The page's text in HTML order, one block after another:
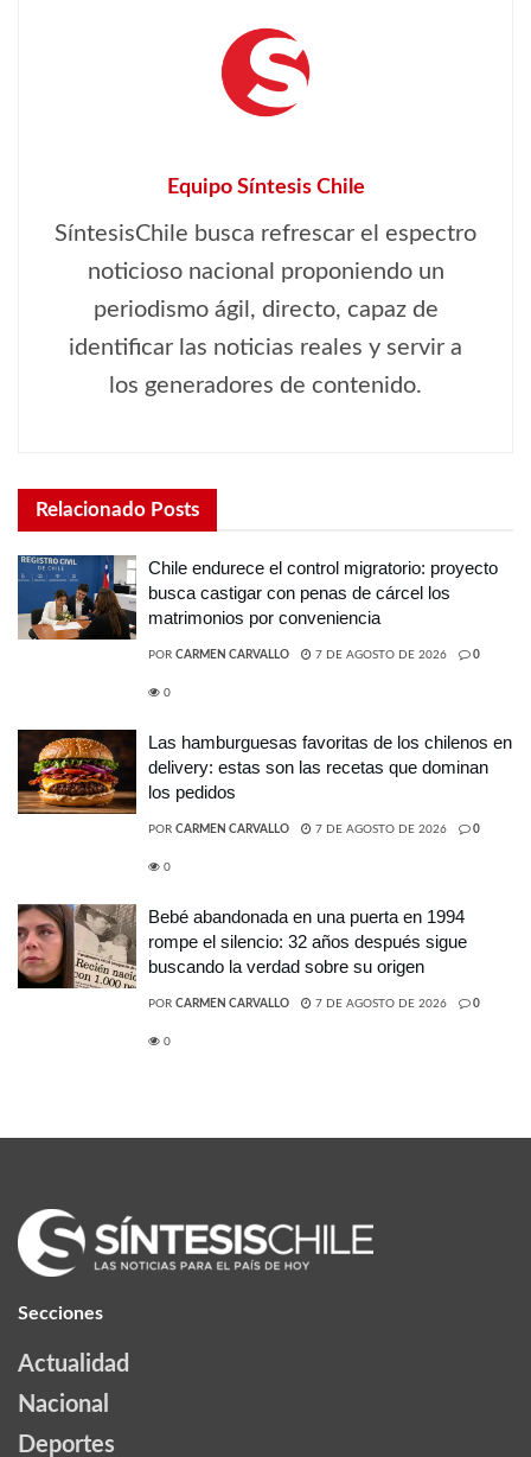
Equipo Síntesis Chile
SíntesisChile busca refrescar el espectro
noticioso nacional proponiendo un
periodismo ágil, directo, capaz de
identificar las noticias reales y servir a
los generadores de contenido.
Relacionado Posts
Chile endurece el control migratorio: proyecto
busca castigar con penas de cárcel los
matrimonios por conveniencia
POR CARMEN CARVALLO 7 DE AGOSTO DE 2026 0
0
Las hamburguesas favoritas de los chilenos en
delivery: estas son las recetas que dominan
los pedidos
POR CARMEN CARVALLO 7 DE AGOSTO DE 2026 0
0
Bebé abandonada en una puerta en 1994
rompe el silencio: 32 años después sigue
buscando la verdad sobre su origen
POR CARMEN CARVALLO 7 DE AGOSTO DE 2026 0
0
Secciones
Actualidad
Nacional
Deportes